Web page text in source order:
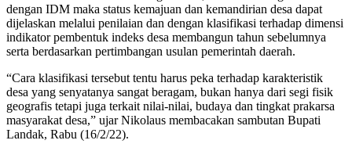
dengan IDM maka status kemajuan dan kemandirian desa dapat
dijelaskan melalui penilaian dan dengan klasifikasi terhadap dimensi
indikator pembentuk indeks desa membangun tahun sebelumnya
serta berdasarkan pertimbangan usulan pemerintah daerah.
“Cara klasifikasi tersebut tentu harus peka terhadap karakteristik
desa yang senyatanya sangat beragam, bukan hanya dari segi fisik
geografis tetapi juga terkait nilai-nilai, budaya dan tingkat prakarsa
masyarakat desa,” ujar Nikolaus membacakan sambutan Bupati
Landak, Rabu (16/2/22).